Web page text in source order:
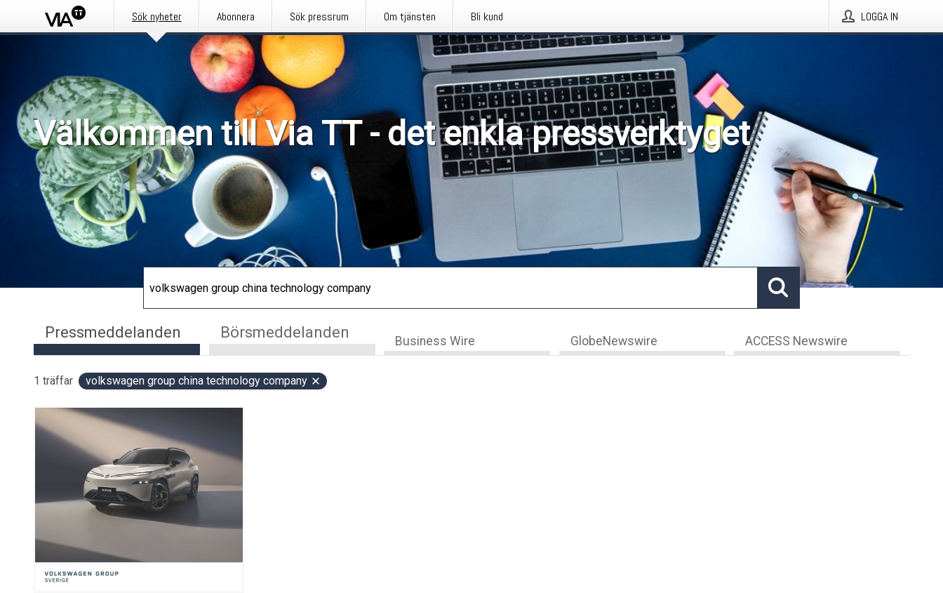
Sök nyheter Abonnera Sök pressrum Om tjänsten Bli kund LOGGA IN
Välkommen till Via TT - det enkla pressverktyget
Pressmeddelanden Börsmeddelanden Business Wire GlobeNewswire ACCESS Newswire
1 träffar volkswagen group china technology company